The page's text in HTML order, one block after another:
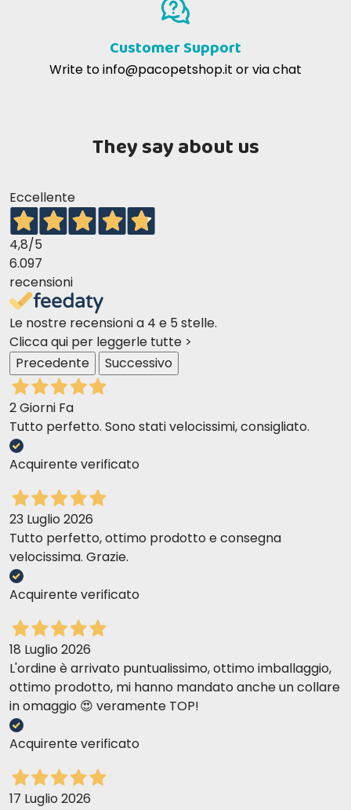
Copper sulfate pentahydrate (4.1 mg/kg)
Zinc sulfate monohydrate (82 mg/kg)
With preservatives
Cat weight:
4kg
3 pouches + 10g dry
5kg
3 pouches+ 25g dry
6kg
3 pouches + 40 g dry
>6kg
Daily ration (dry) +15 g dry
Cat weight:
5kg
3 pouches+20 g dry
6kg
3 pouches+ 35 g dry
8kg
>8kg
Daily ration (dry) +15 g dry
Customer Support
Write toinfo@pacopetshop.it or via chat
They say about us
Eccellente
4,8/5
6.097
recensioni
Le nostre recensioni a 4 e 5 stelle.
Clicca qui per leggerle tutte >
Precedente
Successivo
2 Giorni Fa
Tutto perfetto. Sono stati velocissimi, consigliato.
Acquirente verificato
23 Luglio 2026
Tutto perfetto, ottimo prodotto e consegna
velocissima. Grazie.
Acquirente verificato
18 Luglio 2026
L'ordine è arrivato puntualissimo, ottimo imballaggio,
ottimo prodotto, mi hanno mandato anche un collare
in omaggio 😍 veramente TOP!
Acquirente verificato
17 Luglio 2026